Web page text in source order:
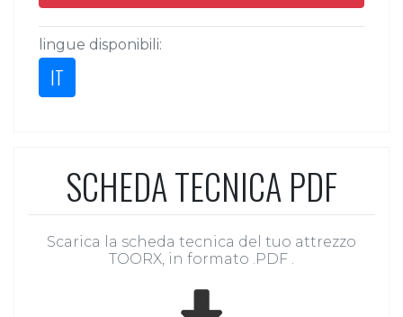
lingue disponibili:
IT
SCHEDA TECNICA PDF
Scarica la scheda tecnica del tuo attrezzo
TOORX, in formato .PDF .